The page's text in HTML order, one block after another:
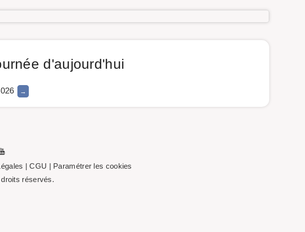
d'aujourd'hui
| CGU | Paramétrer les cookies
réservés.